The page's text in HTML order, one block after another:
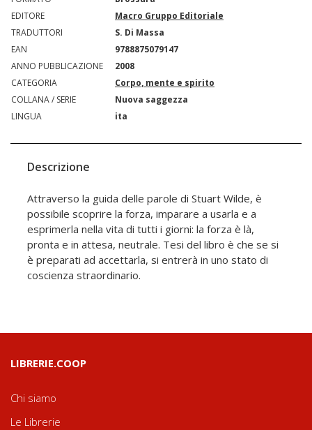
EDITORE
Macro Gruppo Editoriale
TRADUTTORI
S. Di Massa
EAN
9788875079147
ANNO PUBBLICAZIONE
2008
CATEGORIA
Corpo, mente e spirito
COLLANA / SERIE
Nuova saggezza
LINGUA
ita
Descrizione
Attraverso la guida delle parole di Stuart Wilde, è
possibile scoprire la forza, imparare a usarla e a
esprimerla nella vita di tutti i giorni: la forza è là,
pronta e in attesa, neutrale. Tesi del libro è che se si
è preparati ad accettarla, si entrerà in uno stato di
coscienza straordinario.
LIBRERIE.COOP
Chi siamo
Le Librerie